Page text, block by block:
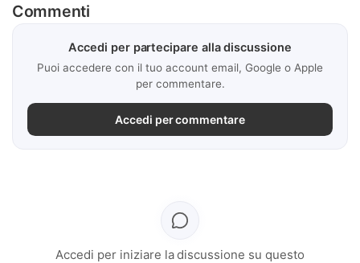
Commenti
Accedi per partecipare alla discussione
Puoi accedere con il tuo account email, Google o Apple
per commentare.
Accedi per commentare
Accedi per iniziare la discussione su questo